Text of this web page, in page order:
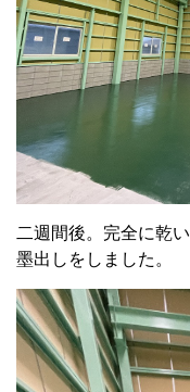
二週間後。完全に乾
墨出しをしました。